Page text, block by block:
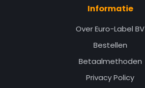
Informatie
Over Euro-Label BV
Bestellen
Betaalmethoden
Privacy Policy